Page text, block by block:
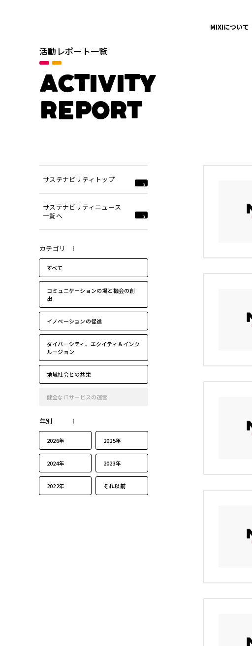
MIXIについて
活動レポート一覧
ACTIVITY
REPORT
サステナビリティトップ
サステナビリティニュース
一覧へ
カテゴリ
すべて
コミュニケーションの場と機会の創
出
イノベーションの促進
ダイバーシティ、エクイティ＆インク
ルージョン
地域社会との共栄
健全なITサービスの運営
年別
2026年 2025年
2024年 2023年
2022年 それ以前
カテゴリ
イノベーションの促進